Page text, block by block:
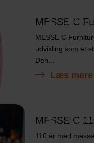
1108
MESSE C
MESSE C
udvikling som et
Den...
Læs mere
220
MESSE C
110 år med